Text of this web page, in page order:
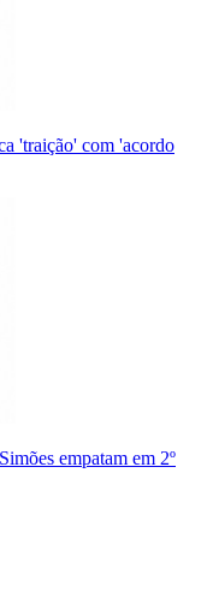
'traição' com 'acordo
empatam em 2º